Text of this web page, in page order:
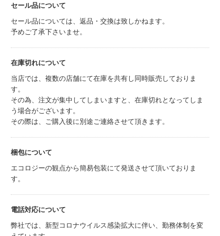
セール品について
セール品については、返品・交換は致しかねます。
予めご了承下さいませ。
在庫切れについて
当店では、複数の店舗にて在庫を共有し同時販売しておりま
す。
その為、注文が集中してしまいますと、在庫切れとなってしま
う場合がございます。
その際は、ご購入後に別途ご連絡させて頂きます。
梱包について
エコロジーの観点から簡易包装にて発送させて頂いておりま
す。
電話対応について
弊社では、新型コロナウイルス感染拡大に伴い、勤務体制を変